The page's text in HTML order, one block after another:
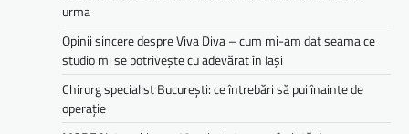
urma
Opinii sincere despre Viva Diva – cum mi-am dat seama ce
studio mi se potrivește cu adevărat în Iași
Chirurg specialist București: ce întrebări să pui înainte de
operație